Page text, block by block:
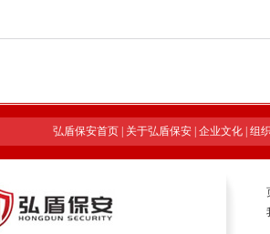
弘盾保安首页| 关于弘盾保安| 企业文化| 组